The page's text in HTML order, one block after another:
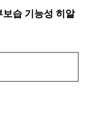
습 기능성 히알